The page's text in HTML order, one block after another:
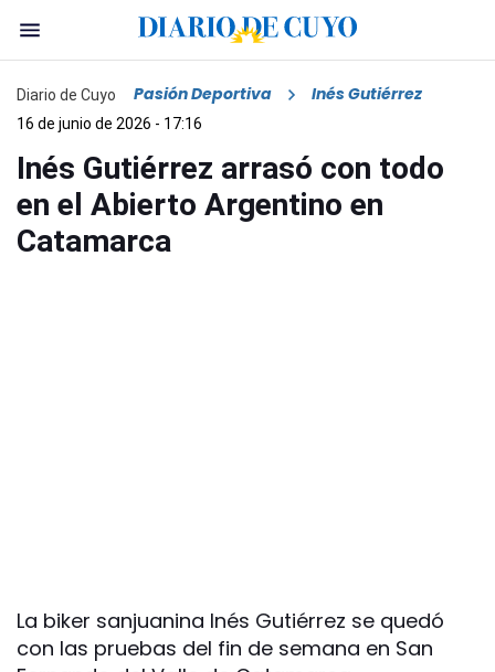
Diario de Cuyo Pasión Deportiva Inés Gutiérrez
16 de junio de 2026 - 17:16
Inés Gutiérrez arrasó con todo
en el Abierto Argentino en
Catamarca
La biker sanjuanina Inés Gutiérrez se quedó
con las pruebas del fin de semana en San